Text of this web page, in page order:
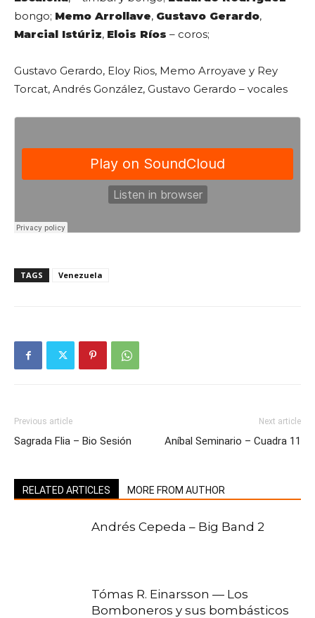
bongo; Memo Arrollave, Gustavo Gerardo,
Marcial Istúriz, Elois Ríos – coros;
Gustavo Gerardo, Eloy Rios, Memo Arroyave y Rey
Torcat, Andrés González, Gustavo Gerardo – vocales
TAGS Venezuela
Previous article
Sagrada Flia – Bio Sesión
Next article
Aníbal Seminario – Cuadra 11
RELATED ARTICLES MORE FROM AUTHOR
Andrés Cepeda – Big Band 2
Tómas R. Einarsson — Los
Bomboneros y sus bombásticos